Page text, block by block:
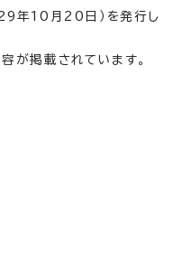
年10月20日）を発行し
が掲載されています。